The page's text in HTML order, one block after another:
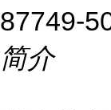
87749-
简介